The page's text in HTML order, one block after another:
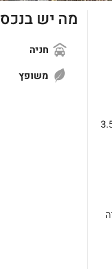
215 מ"ר+ בית מעולה כ-100 מ"ר 3.5
מה יש בנכס
חניה
משופץ